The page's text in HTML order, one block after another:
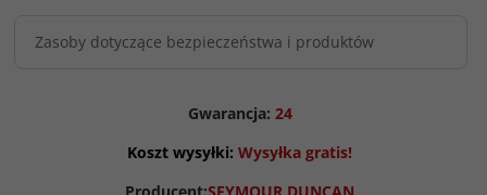
Zasoby dotyczące bezpieczeństwa i produktów
Gwarancja: 24
Koszt wysyłki: Wysyłka gratis!